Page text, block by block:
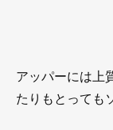
アッパーには上
たりもとっても